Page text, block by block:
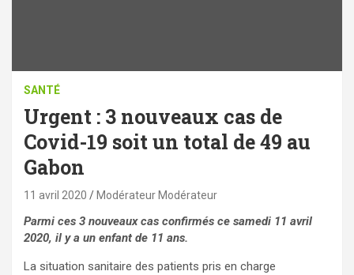
SANTÉ
Urgent : 3 nouveaux cas de
Covid-19 soit un total de 49 au
Gabon
11 avril 2020 Modérateur Modérateur
Parmi ces 3 nouveaux cas confirmés ce samedi 11 avril
2020, il y a un enfant de 11 ans.
La situation sanitaire des patients pris en charge